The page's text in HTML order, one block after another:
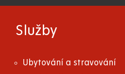
Služby
Ubytování a stravování